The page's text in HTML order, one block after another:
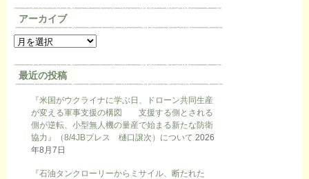
アーカイブ
最近の投稿
『米国がウクライナに学ぶ日、ドローン共同生産
が変える軍事支援の構図 支援する側とされる
側が逆転、小型無人機の量産で始まる新たな防衛
協力』（8/4JBプレス 樋口譲次）について 2026
年8月7日
『石油タンクローリーからミサイル、断たれた